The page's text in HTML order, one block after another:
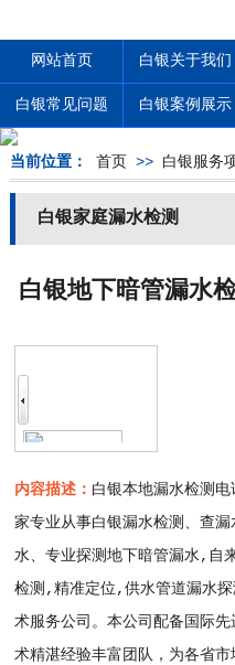
网站首页 白银关于我们
白银常见问题 白银案例展示
当前位置： 首页 >> 白银服务
白银家庭漏水检测
白银地下暗管漏水
内容描述： 白银本地漏水检测
家专业从事白银漏水检测、查
水、专业探测地下暗管漏水,自
检测,精准定位,供水管道漏水
术服务公司。本公司配备国际
术精湛经验丰富团队，为各省